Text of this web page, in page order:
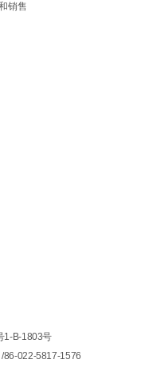
销售
1-B-1803号
86-022-5817-1576